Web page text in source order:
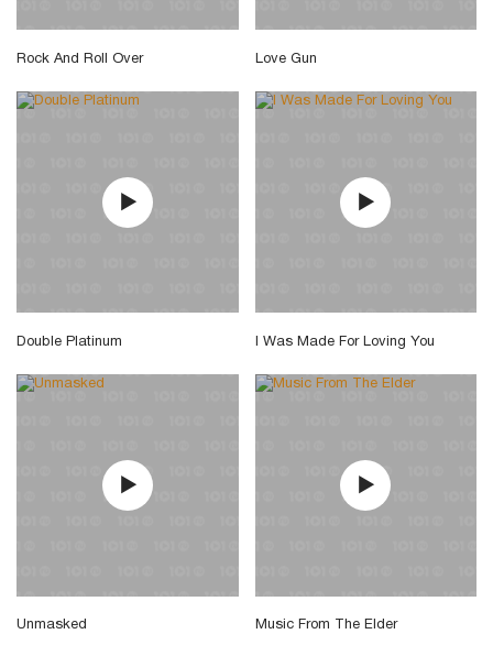
Rock And Roll Over Love Gun
Double Platinum I Was Made For Loving You
Unmasked Music From The Elder